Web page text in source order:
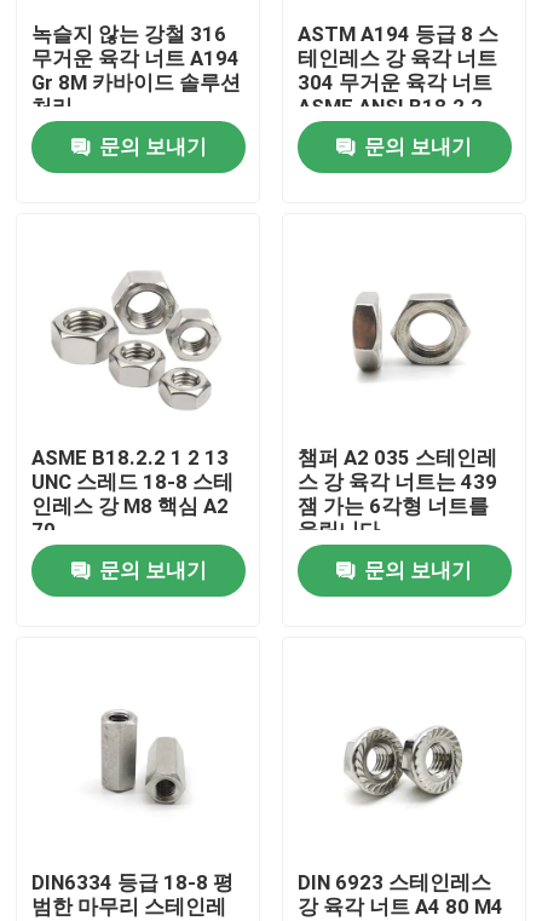
화면
우리에 대하여
공장 여행
품질 관리
인용문을 요구하세요
고력 볼트
녹슬지 않는 강철 316
무거운 육각 너트 A194
Gr 8M 카바이드 솔루션
처리
문의 보내기
ASTM A194 등급 8 스
테인레스 강 육각 너트
304 무거운 육각 너트
ASME ANSI B18.2.2
문의 보내기
ASME B18.2.2 1 2 13
UNC 스레드 18-8 스테
인레스 강 M8 핵심 A2
70
문의 보내기
챔퍼 A2 035 스테인레
스 강 육각 너트는 439
잼 가는 6각형 너트를
울립니다
문의 보내기
DIN6334 등급 18-8 평
범한 마무리 스테인레
DIN 6923 스테인레스
강 육각 너트 A4 80 M4